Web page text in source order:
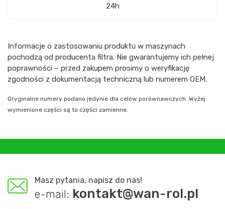
24h
Informacje o zastosowaniu produktu w maszynach
pochodzą od producenta filtra. Nie gwarantujemy ich pełnej
poprawności – przed zakupem prosimy o weryfikację
zgodności z dokumentacją techniczną lub numerem OEM.
Oryginalne numery podano jedynie dla celów porównawczych. Wyżej
wymienione części są to części zamienne.
Masz pytania, napisz do nas!
e-mail: kontakt@wan-rol.pl